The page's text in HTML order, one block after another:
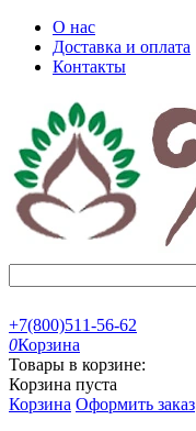
О нас
Доставка и оплата
Контакты
+7(800)511-56-62
0Корзина
Товары в корзине:
Корзина пуста
Корзина Оформить заказ